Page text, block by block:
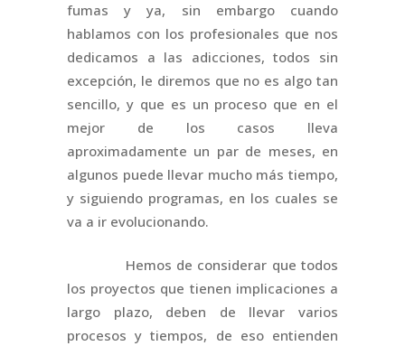
fumas y ya, sin embargo cuando
hablamos con los profesionales que nos
dedicamos a las adicciones, todos sin
excepción, le diremos que no es algo tan
sencillo, y que es un proceso que en el
mejor de los casos lleva
aproximadamente un par de meses, en
algunos puede llevar mucho más tiempo,
y siguiendo programas, en los cuales se
va a ir evolucionando.
Hemos de considerar que todos
los proyectos que tienen implicaciones a
largo plazo, deben de llevar varios
procesos y tiempos, de eso entienden